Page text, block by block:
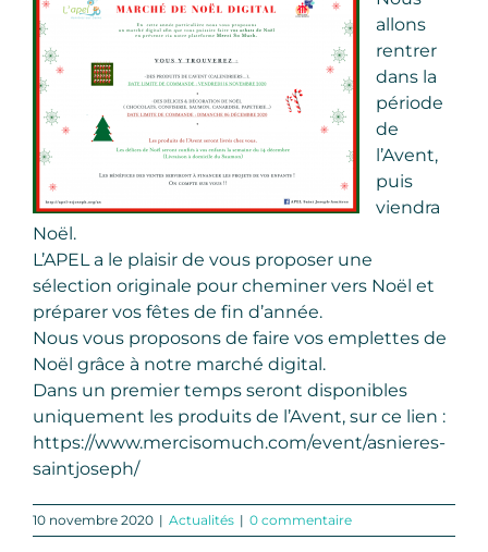
allons
rentrer
dans la
période
de
l’Avent,
puis
viendra
Noël.
L’APEL a le plaisir de vous proposer une
sélection originale pour cheminer vers Noël et
préparer vos fêtes de fin d’année.
Nous vous proposons de faire vos emplettes de
Noël grâce à notre marché digital.
Dans un premier temps seront disponibles
uniquement les produits de l’Avent, sur ce lien :
https://www.mercisomuch.com/event/asnieres-
saintjoseph/
10 novembre 2020 | Actualités | 0 commentaire